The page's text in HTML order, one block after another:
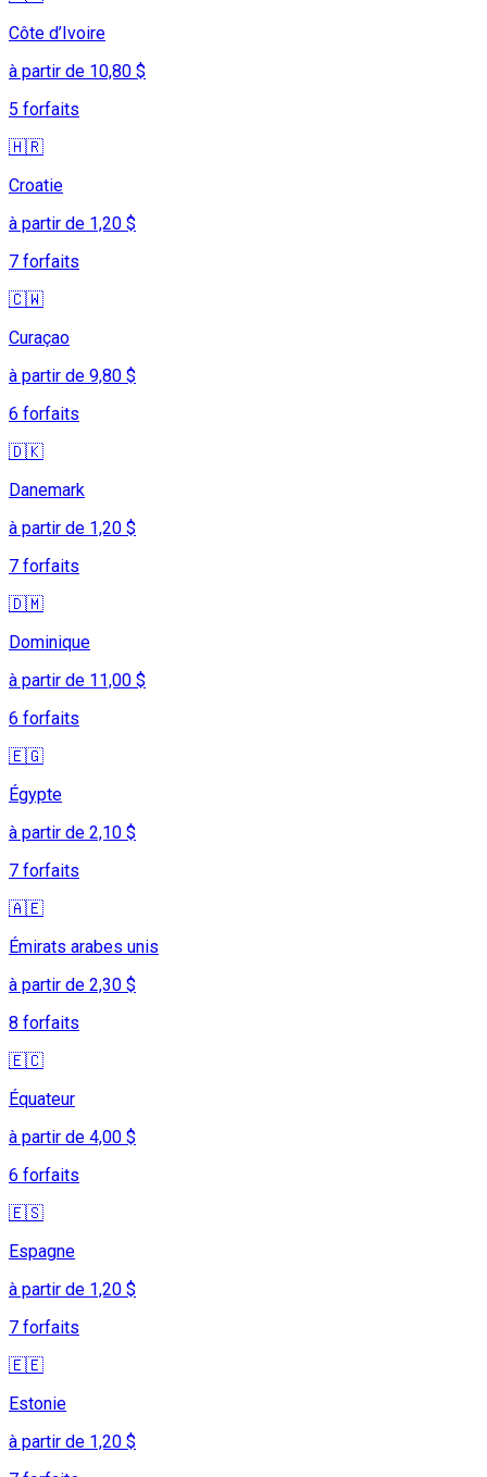
Côte d’Ivoire
à partir de 10,80 $
5 forfaits
🇭🇷
Croatie
à partir de 1,20 $
7 forfaits
🇨🇼
Curaçao
à partir de 9,80 $
6 forfaits
🇩🇰
Danemark
à partir de 1,20 $
7 forfaits
🇩🇲
Dominique
à partir de 11,00 $
6 forfaits
🇪🇬
Égypte
à partir de 2,10 $
7 forfaits
🇦🇪
Émirats arabes unis
à partir de 2,30 $
8 forfaits
🇪🇨
Équateur
à partir de 4,00 $
6 forfaits
🇪🇸
Espagne
à partir de 1,20 $
7 forfaits
🇪🇪
Estonie
à partir de 1,20 $